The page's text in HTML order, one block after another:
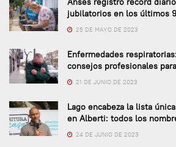
jubilatorios en los últimos
25 DE MAYO DE 2023
Enfermedades
consejos profesionales
21 DE JUNIO DE 2023
Lago encabeza la lista
en Alberti: todos los
24 DE JUNIO DE 2023